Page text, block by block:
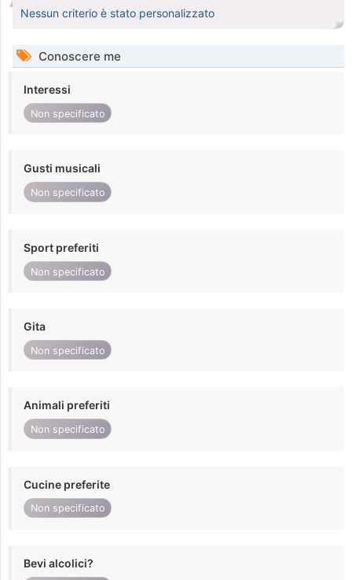
Nessun criterio è stato personalizzato
Conoscere me
Interessi
Non specificato
Gusti musicali
Non specificato
Sport preferiti
Non specificato
Gita
Non specificato
Animali preferiti
Non specificato
Cucine preferite
Non specificato
Bevi alcolici?